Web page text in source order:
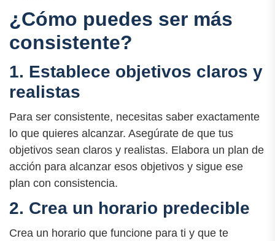
¿Cómo puedes ser más
consistente?
1. Establece objetivos claros y
realistas
Para ser consistente, necesitas saber exactamente
lo que quieres alcanzar. Asegúrate de que tus
objetivos sean claros y realistas. Elabora un plan de
acción para alcanzar esos objetivos y sigue ese
plan con consistencia.
2. Crea un horario predecible
Crea un horario que funcione para ti y que te